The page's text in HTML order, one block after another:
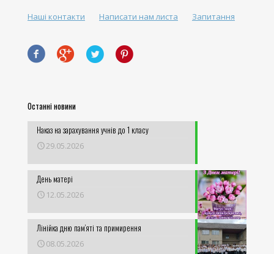
Наші контакти Написати нам листа Запитання
Останні новини
Наказ на зарахування учнів до 1 класу
29.05.2026
День матері
12.05.2026
Лінійка дню пам’яті та примирення
08.05.2026